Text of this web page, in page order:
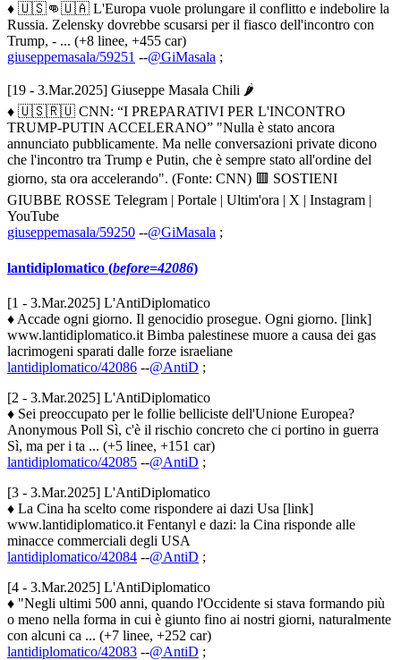
♦ 🇺🇸👊🇺🇦 L'Europa vuole prolungare il conflitto e indebolire la
Russia. Zelensky dovrebbe scusarsi per il fiasco dell'incontro con
Trump, - ... (+8 linee, +455 car)
giuseppemasala/59251 --@GiMasala ;
[19 - 3.Mar.2025] Giuseppe Masala Chili 🌶
♦ 🇺🇸🇷🇺 CNN: “I PREPARATIVI PER L'INCONTRO
TRUMP-PUTIN ACCELERANO” "Nulla è stato ancora
annunciato pubblicamente. Ma nelle conversazioni private dicono
che l'incontro tra Trump e Putin, che è sempre stato all'ordine del
giorno, sta ora accelerando". (Fonte: CNN) 🟥 SOSTIENI
GIUBBE ROSSE Telegram | Portale | Ultim'ora | X | Instagram |
YouTube
giuseppemasala/59250 --@GiMasala ;
lantidiplomatico (before=42086)
[1 - 3.Mar.2025] L'AntiDiplomatico
♦ Accade ogni giorno. Il genocidio prosegue. Ogni giorno. [link]
www.lantidiplomatico.it Bimba palestinese muore a causa dei gas
lacrimogeni sparati dalle forze israeliane
lantidiplomatico/42086 --@AntiD ;
[2 - 3.Mar.2025] L'AntiDiplomatico
♦ Sei preoccupato per le follie belliciste dell'Unione Europea?
Anonymous Poll Sì, c'è il rischio concreto che ci portino in guerra
Sì, ma per i ta ... (+5 linee, +151 car)
lantidiplomatico/42085 --@AntiD ;
[3 - 3.Mar.2025] L'AntiDiplomatico
♦ La Cina ha scelto come rispondere ai dazi Usa [link]
www.lantidiplomatico.it Fentanyl e dazi: la Cina risponde alle
minacce commerciali degli USA
lantidiplomatico/42084 --@AntiD ;
[4 - 3.Mar.2025] L'AntiDiplomatico
♦ "Negli ultimi 500 anni, quando l'Occidente si stava formando più
o meno nella forma in cui è giunto fino ai nostri giorni, naturalmente
con alcuni ca ... (+7 linee, +252 car)
lantidiplomatico/42083 --@AntiD ;